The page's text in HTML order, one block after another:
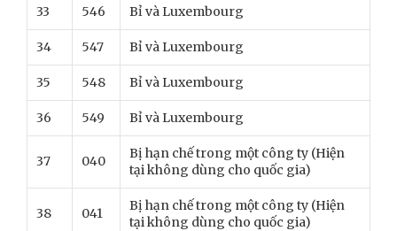
33 546 Bỉ và Luxembourg
34 547 Bỉ và Luxembourg
35 548 Bỉ và Luxembourg
36 549 Bỉ và Luxembourg
37 040
Bị hạn chế trong một công ty (Hiện
tại không dùng cho quốc gia)
38 041
Bị hạn chế trong một công ty (Hiện
tại không dùng cho quốc gia)